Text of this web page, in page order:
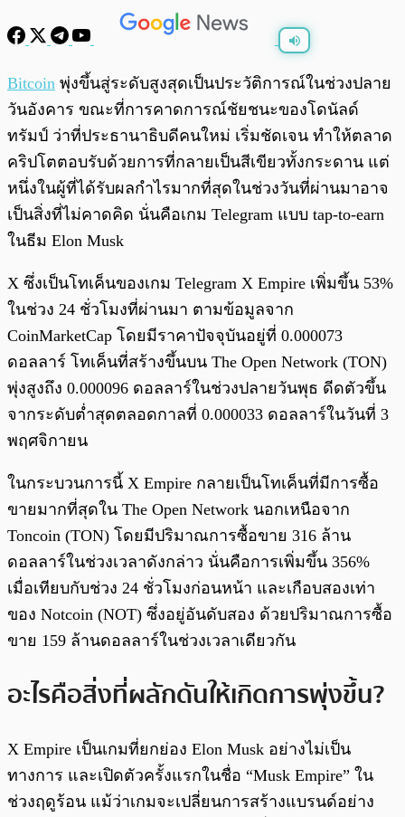
พร้อมเล่น 0:00 /
Bitcoin พุ่งขึ้นสู่ระดับสูงสุดเป็นประวัติการณ์ในช่วงปลาย
วันอังคาร ขณะที่การคาดการณ์ชัยชนะของโดนัลด์
ทรัมป์ ว่าที่ประธานาธิบดีคนใหม่ เริ่มชัดเจน ทำให้ตลาด
คริปโตตอบรับด้วยการที่กลายเป็นสีเขียวทั้งกระดาน แต่
หนึ่งในผู้ที่ได้รับผลกำไรมากที่สุดในช่วงวันที่ผ่านมาอาจ
เป็นสิ่งที่ไม่คาดคิด นั่นคือเกม Telegram แบบ tap-to-earn
ในธีม Elon Musk
X ซึ่งเป็นโทเค็นของเกม Telegram X Empire เพิ่มขึ้น 53%
ในช่วง 24 ชั่วโมงที่ผ่านมา ตามข้อมูลจาก
CoinMarketCap โดยมีราคาปัจจุบันอยู่ที่ 0.000073
ดอลลาร์ โทเค็นที่สร้างขึ้นบน The Open Network (TON)
พุ่งสูงถึง 0.000096 ดอลลาร์ในช่วงปลายวันพุธ ดีดตัวขึ้น
จากระดับต่ำสุดตลอดกาลที่ 0.000033 ดอลลาร์ในวันที่ 3
พฤศจิกายน
ในกระบวนการนี้ X Empire กลายเป็นโทเค็นที่มีการซื้อ
ขายมากที่สุดใน The Open Network นอกเหนือจาก
Toncoin (TON) โดยมีปริมาณการซื้อขาย 316 ล้าน
ดอลลาร์ในช่วงเวลาดังกล่าว นั่นคือการเพิ่มขึ้น 356%
เมื่อเทียบกับช่วง 24 ชั่วโมงก่อนหน้า และเกือบสองเท่า
ของ Notcoin (NOT) ซึ่งอยู่อันดับสอง ด้วยปริมาณการซื้อ
ขาย 159 ล้านดอลลาร์ในช่วงเวลาเดียวกัน
อะไรคือสิ่งที่ผลักดันให้เกิดการพุ่งขึ้น?
X Empire เป็นเกมที่ยกย่อง Elon Musk อย่างไม่เป็น
ทางการ และเปิดตัวครั้งแรกในชื่อ “Musk Empire” ใน
ช่วงฤดูร้อน แม้ว่าเกมจะเปลี่ยนการสร้างแบรนด์อย่าง